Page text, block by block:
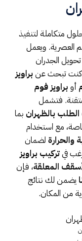
متكاملة لتنفيذ
العصرية. ويعمل
الجدران
كنت تبحث عن براويز
أو براويز فوم
فتشمل
بالظهران بما
مع استخدام
والحرارة لضمان
فيتركيب براويز
المعلقة، فإن
يضمن لك نتائج
من المكان.